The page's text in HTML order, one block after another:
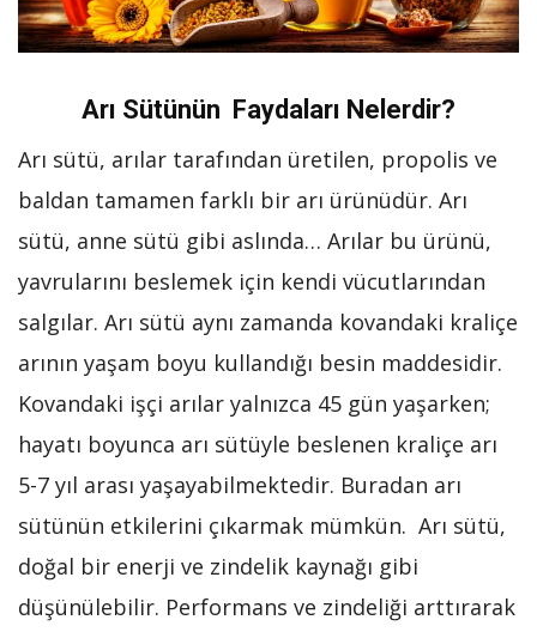
Arı Sütünün Faydaları Nelerdir?
Arı sütü, arılar tarafından üretilen, propolis ve
baldan tamamen farklı bir arı ürünüdür. Arı
sütü, anne sütü gibi aslında… Arılar bu ürünü,
yavrularını beslemek için kendi vücutlarından
salgılar. Arı sütü aynı zamanda kovandaki kraliçe
arının yaşam boyu kullandığı besin maddesidir.
Kovandaki işçi arılar yalnızca 45 gün yaşarken;
hayatı boyunca arı sütüyle beslenen kraliçe arı
5-7 yıl arası yaşayabilmektedir. Buradan arı
sütünün etkilerini çıkarmak mümkün. Arı sütü,
doğal bir enerji ve zindelik kaynağı gibi
düşünülebilir. Performans ve zindeliği arttırarak